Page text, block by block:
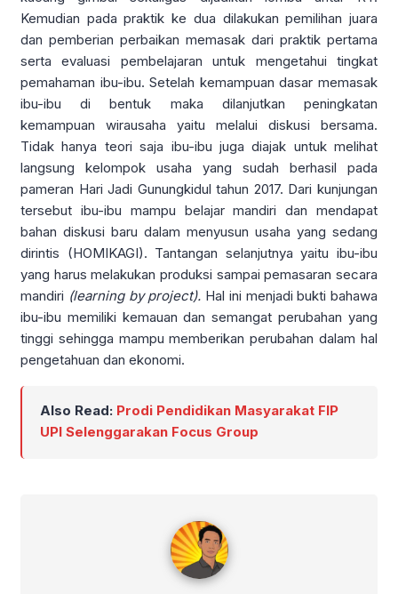
Kemudian pada praktik ke dua dilakukan pemilihan juara
dan pemberian perbaikan memasak dari praktik pertama
serta evaluasi pembelajaran untuk mengetahui tingkat
pemahaman ibu-ibu. Setelah kemampuan dasar memasak
ibu-ibu di bentuk maka dilanjutkan peningkatan
kemampuan wirausaha yaitu melalui diskusi bersama.
Tidak hanya teori saja ibu-ibu juga diajak untuk melihat
langsung kelompok usaha yang sudah berhasil pada
pameran Hari Jadi Gunungkidul tahun 2017. Dari kunjungan
tersebut ibu-ibu mampu belajar mandiri dan mendapat
bahan diskusi baru dalam menyusun usaha yang sedang
dirintis (HOMIKAGI). Tantangan selanjutnya yaitu ibu-ibu
yang harus melakukan produksi sampai pemasaran secara
mandiri (learning by project). Hal ini menjadi bukti bahawa
ibu-ibu memiliki kemauan dan semangat perubahan yang
tinggi sehingga mampu memberikan perubahan dalam hal
pengetahuan dan ekonomi.
Also Read: Prodi Pendidikan Masyarakat FIP
UPI Selenggarakan Focus Group